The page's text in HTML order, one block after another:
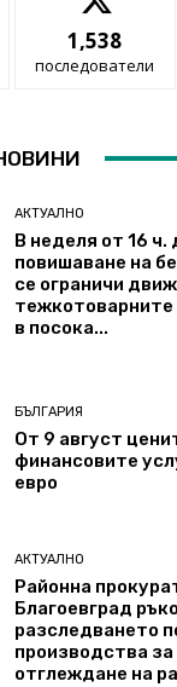
1,538
последователи
АКТУАЛНО
В неделя от 16 ч.
повишаване на
се ограничи
тежкотоварните
в посока...
БЪЛГАРИЯ
От 9 август
финансовите
евро
АКТУАЛНО
Районна
Благоевград
разследването
производства
отглеждане на